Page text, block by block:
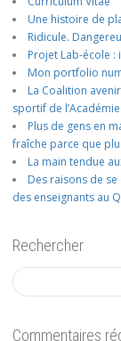
Une histoire de
Ridicule.
Projet Lab-école :
Mon portfolio
La Coalition
sportif de
Plus de gens en
fraîche parce que
La main tendue
Des raisons de
des enseignants au
Rechercher
Commentaires